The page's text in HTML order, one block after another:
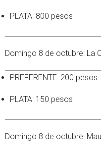
PLATA: 800 pesos
Domingo 8 de octubre: La
PREFERENTE: 200 pesos
PLATA: 150 pesos
Domingo 8 de octubre: